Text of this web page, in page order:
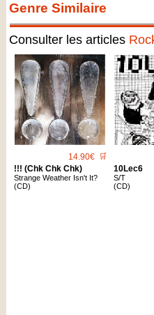
Genre Similaire
Consulter les articles
14.90€ 🛒
!!! (Chk Chk Chk)
Strange Weather Isn't It?
(CD)
10Lec6
S/T
(CD)